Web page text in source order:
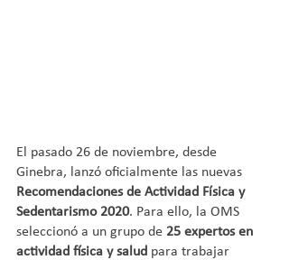
El pasado 26 de noviembre, desde
Ginebra, lanzó oficialmente las nuevas
Recomendaciones de Actividad Física y
Sedentarismo 2020. Para ello, la OMS
seleccionó a un grupo de 25 expertos en
actividad física y salud para trabajar